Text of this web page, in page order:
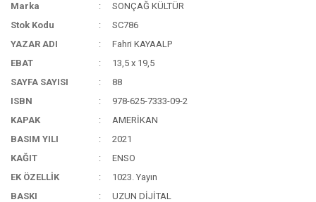
Marka
SONÇAĞ KÜLTÜR
Stok Kodu
SC786
YAZAR ADI
Fahri KAYAALP
EBAT
13,5 x 19,5
SAYFA SAYISI
88
ISBN
978-625-7333-09-2
KAPAK
AMERİKAN
BASIM YILI
2021
KAĞIT
ENSO
EK ÖZELLİK
1023. Yayın
BASKI
UZUN DİJİTAL